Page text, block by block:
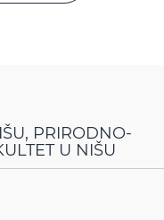
PRIRODNO-
U NIŠU